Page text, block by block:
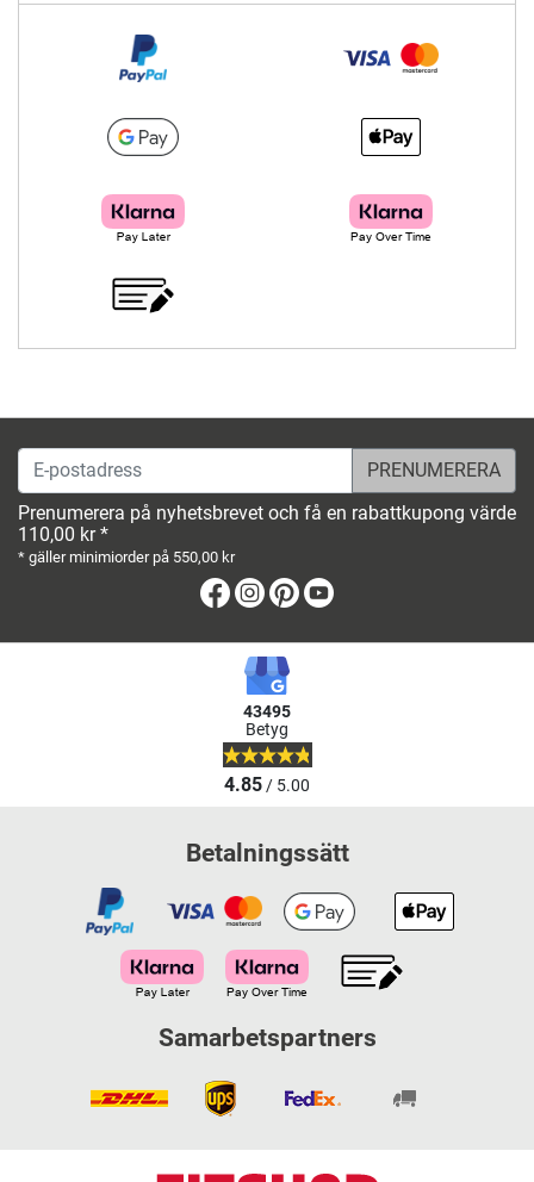
E-postadress
Prenumerera på nyhetsbrevet och få en rabattkupong värde
110,00 kr *
* gäller minimiorder på 550,00 kr
Facebook
Instagram
Pinterest
43495
Betyg
4.85/ 5.00
Betalningssätt
Samarbetspartners